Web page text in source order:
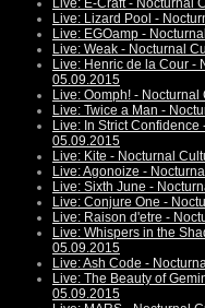
Live: E-Craft - Nocturnal
Live: Lizard Pool -
Live: EGOamp -
Live: Weak - Nocturnal
Live: Henric de la Cour -
05.09.2015
Live: Oomph! -
Live: Twice a Man -
Live: In Strict
05.09.2015
Live: Kite - Nocturnal
Live: Agonoize -
Live: Sixth June -
Live: Conjure One -
Live: Raison d'etre -
Live: Whispers in the
05.09.2015
Live: Ash Code -
Live: The Beauty of
05.09.2015